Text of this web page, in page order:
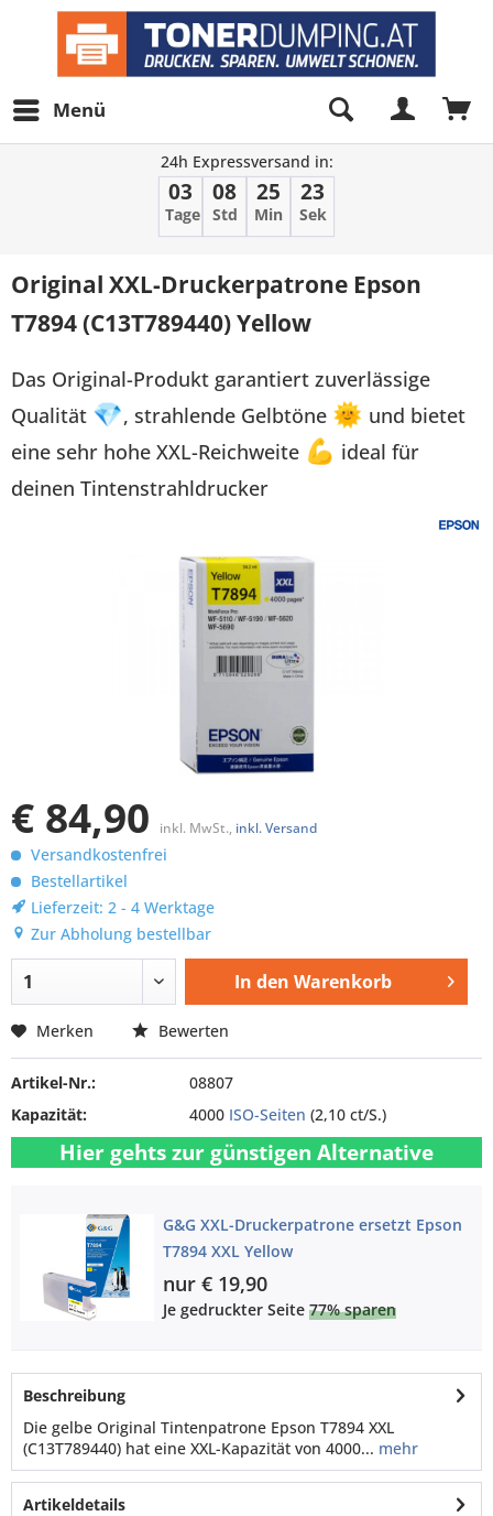
Menü
24h Expressversand in:
03
Tage
08
Std
25
Min
23
Sek
Original XXL-Druckerpatrone Epson
T7894 (C13T789440) Yellow
Das Original-Produkt garantiert zuverlässige
Qualität 💎, strahlende Gelbtöne 🌞 und bietet
eine sehr hohe XXL-Reichweite 💪 ideal für
deinen Tintenstrahldrucker
€ 84,90 inkl. MwSt., inkl. Versand
Versandkostenfrei
Bestellartikel
Lieferzeit: 2 - 4 Werktage
Zur Abholung bestellbar
In den Warenkorb
Merken Bewerten
Artikel-Nr.:
08807
Kapazität:
4000 ISO-Seiten (2,10 ct/S.)
Hier gehts zur günstigen Alternative
G&G XXL-Druckerpatrone ersetzt Epson
T7894 XXL Yellow
nur € 19,90
Je gedruckter Seite77% sparen
Beschreibung
Die gelbe Original Tintenpatrone Epson T7894 XXL
(C13T789440) hat eine XXL-Kapazität von 4000... mehr
Artikeldetails